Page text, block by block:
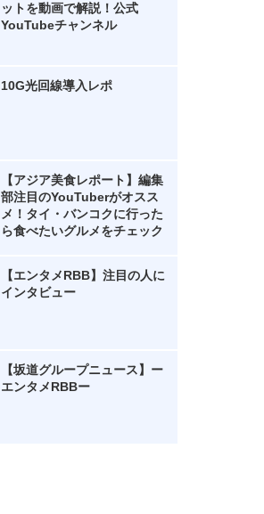
ットを動画で解説！公式
YouTubeチャンネル
10G光回線導入レポ
【アジア美食レポート】編集
部注目のYouTuberがオスス
メ！タイ・バンコクに行った
ら食べたいグルメをチェック
【エンタメRBB】注目の人に
インタビュー
【坂道グループニュース】ー
エンタメRBBー